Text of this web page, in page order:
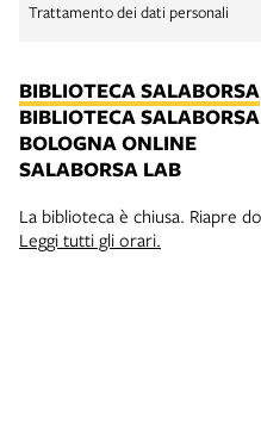
Trattamento dei dati personali
BIBLIOTECA SALABORSA
BIBLIOTECA
BOLOGNA ONLINE
SALABORSA LAB
La biblioteca è chiusa. Riapre
Leggi tutti gli orari.